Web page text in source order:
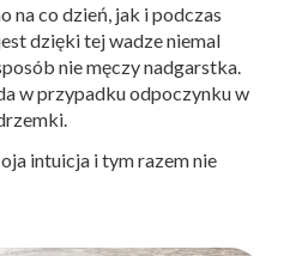
na co dzień, jak i podczas
dzięki tej wadze niemal
nie męczy nadgarstka.
w przypadku odpoczynku w
intuicja i tym razem nie